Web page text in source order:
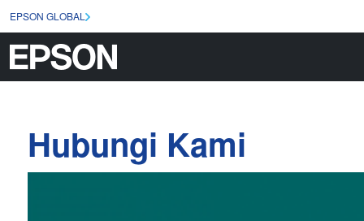
EPSON GLOBAL
Hubungi Kami